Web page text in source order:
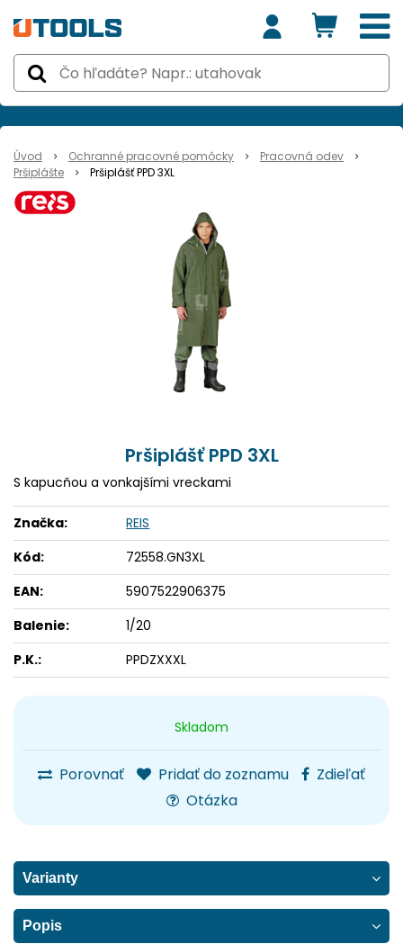
Úvod Ochranné pracovné pomôcky
Pracovná odev
Pršiplášte
Pršiplášť PPD 3XL
Skladom
Porovnať Pridať do zoznamu
Zdieľať
Otázka
Pršiplášť PPD 3XL
S kapucňou a vonkajšími vreckami
Značka:
REIS
Kód:
72558.GN3XL
EAN:
5907522906375
Balenie:
1/20
P.K.:
PPDZXXXL
Varianty
Popis